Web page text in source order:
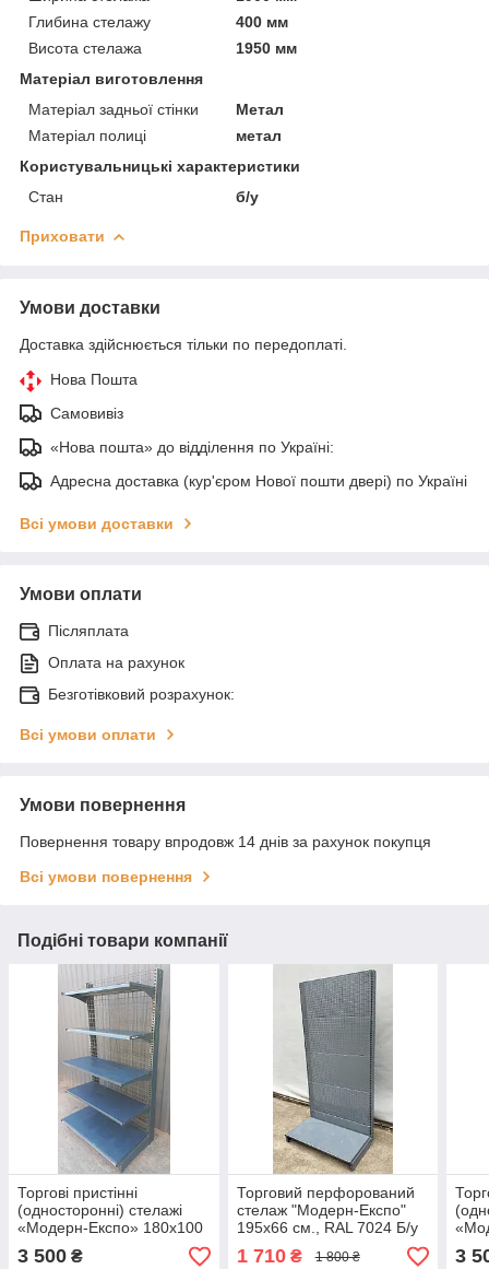
Глибина стелажу
400 мм
Висота стелажа
1950 мм
Матеріал виготовлення
Матеріал задньої стінки
Метал
Матеріал полиці
метал
Користувальницькі характеристики
Стан
б/у
Приховати
Умови доставки
Доставка здійснюється тільки по передоплаті.
Нова Пошта
Самовивіз
«Нова пошта» до відділення по Україні:
Адресна доставка (кур'єром Нової пошти двері) по Україні
Всі умови доставки
Умови оплати
Післяплата
Оплата на рахунок
Безготівковий розрахунок:
Всі умови оплати
Умови повернення
Повернення товару впродовж 14 днів за рахунок покупця
Всі умови повернення
Подібні товари компанії
Торгові пристінні
(односторонні) стелажі
«Модерн-Експо» 180х100
см., чорний, Б/у
3 500 ₴
Торговий перфорований
стелаж "Модерн-Експо"
195х66 см., RAL 7024 Б/у
1 710₴ 1 800 ₴
см.,
3